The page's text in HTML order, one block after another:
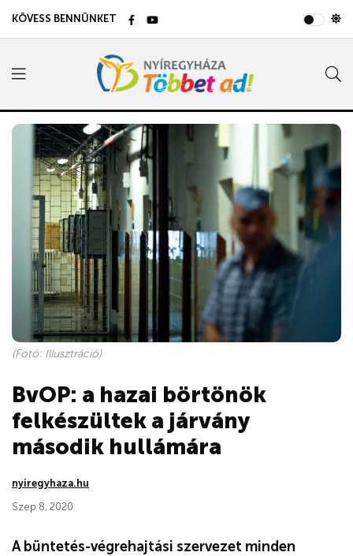
KÖVESS BENNÜNKET
(Fotó: Illusztráció)
BvOP: a hazai börtönök
felkészültek a járvány
második hullámára
nyiregyhaza.hu
Szep 8, 2020
A büntetés-végrehajtási szervezet minden